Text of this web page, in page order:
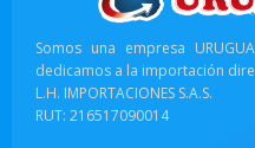
Somos una empresa
dedicamos a la importación
L.H. IMPORTACIONES S.A.S.
RUT: 216517090014